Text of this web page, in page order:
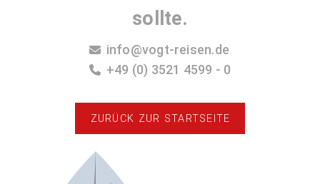
sollte.
info@vogt-reisen.de
+49 (0) 3521 4599 - 0
ZURÜCK ZUR STARTSEITE